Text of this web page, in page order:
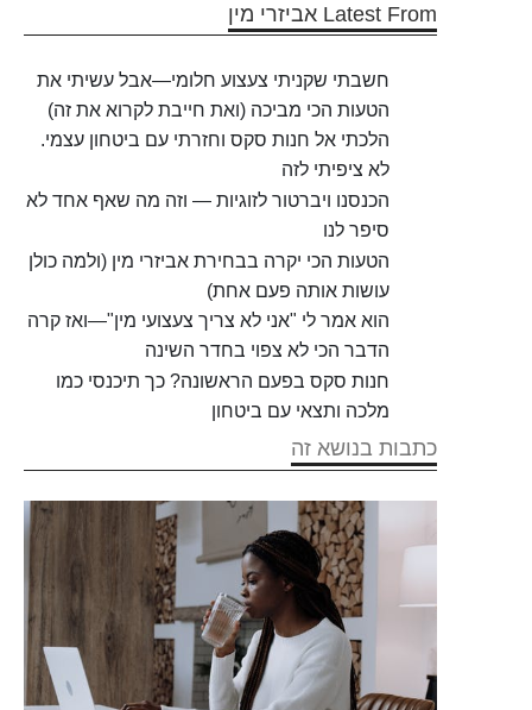
Latest From אביזרי מין
חשבתי שקניתי צעצוע חלומי—אבל עשיתי את
הטעות הכי מביכה (ואת חייבת לקרוא את זה)
הלכתי אל חנות סקס וחזרתי עם ביטחון עצמי.
לא ציפיתי לזה
הכנסנו ויברטור לזוגיות — וזה מה שאף אחד לא
סיפר לנו
הטעות הכי יקרה בבחירת אביזרי מין (ולמה כולן
עושות אותה פעם אחת)
הוא אמר לי "אני לא צריך צעצועי מין"—ואז קרה
הדבר הכי לא צפוי בחדר השינה
חנות סקס בפעם הראשונה? כך תיכנסי כמו
מלכה ותצאי עם ביטחון
כתבות בנושא זה